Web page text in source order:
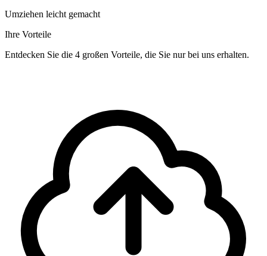
Umziehen leicht gemacht
Ihre Vorteile
Entdecken Sie die 4 großen Vorteile, die Sie nur bei uns erhalten.